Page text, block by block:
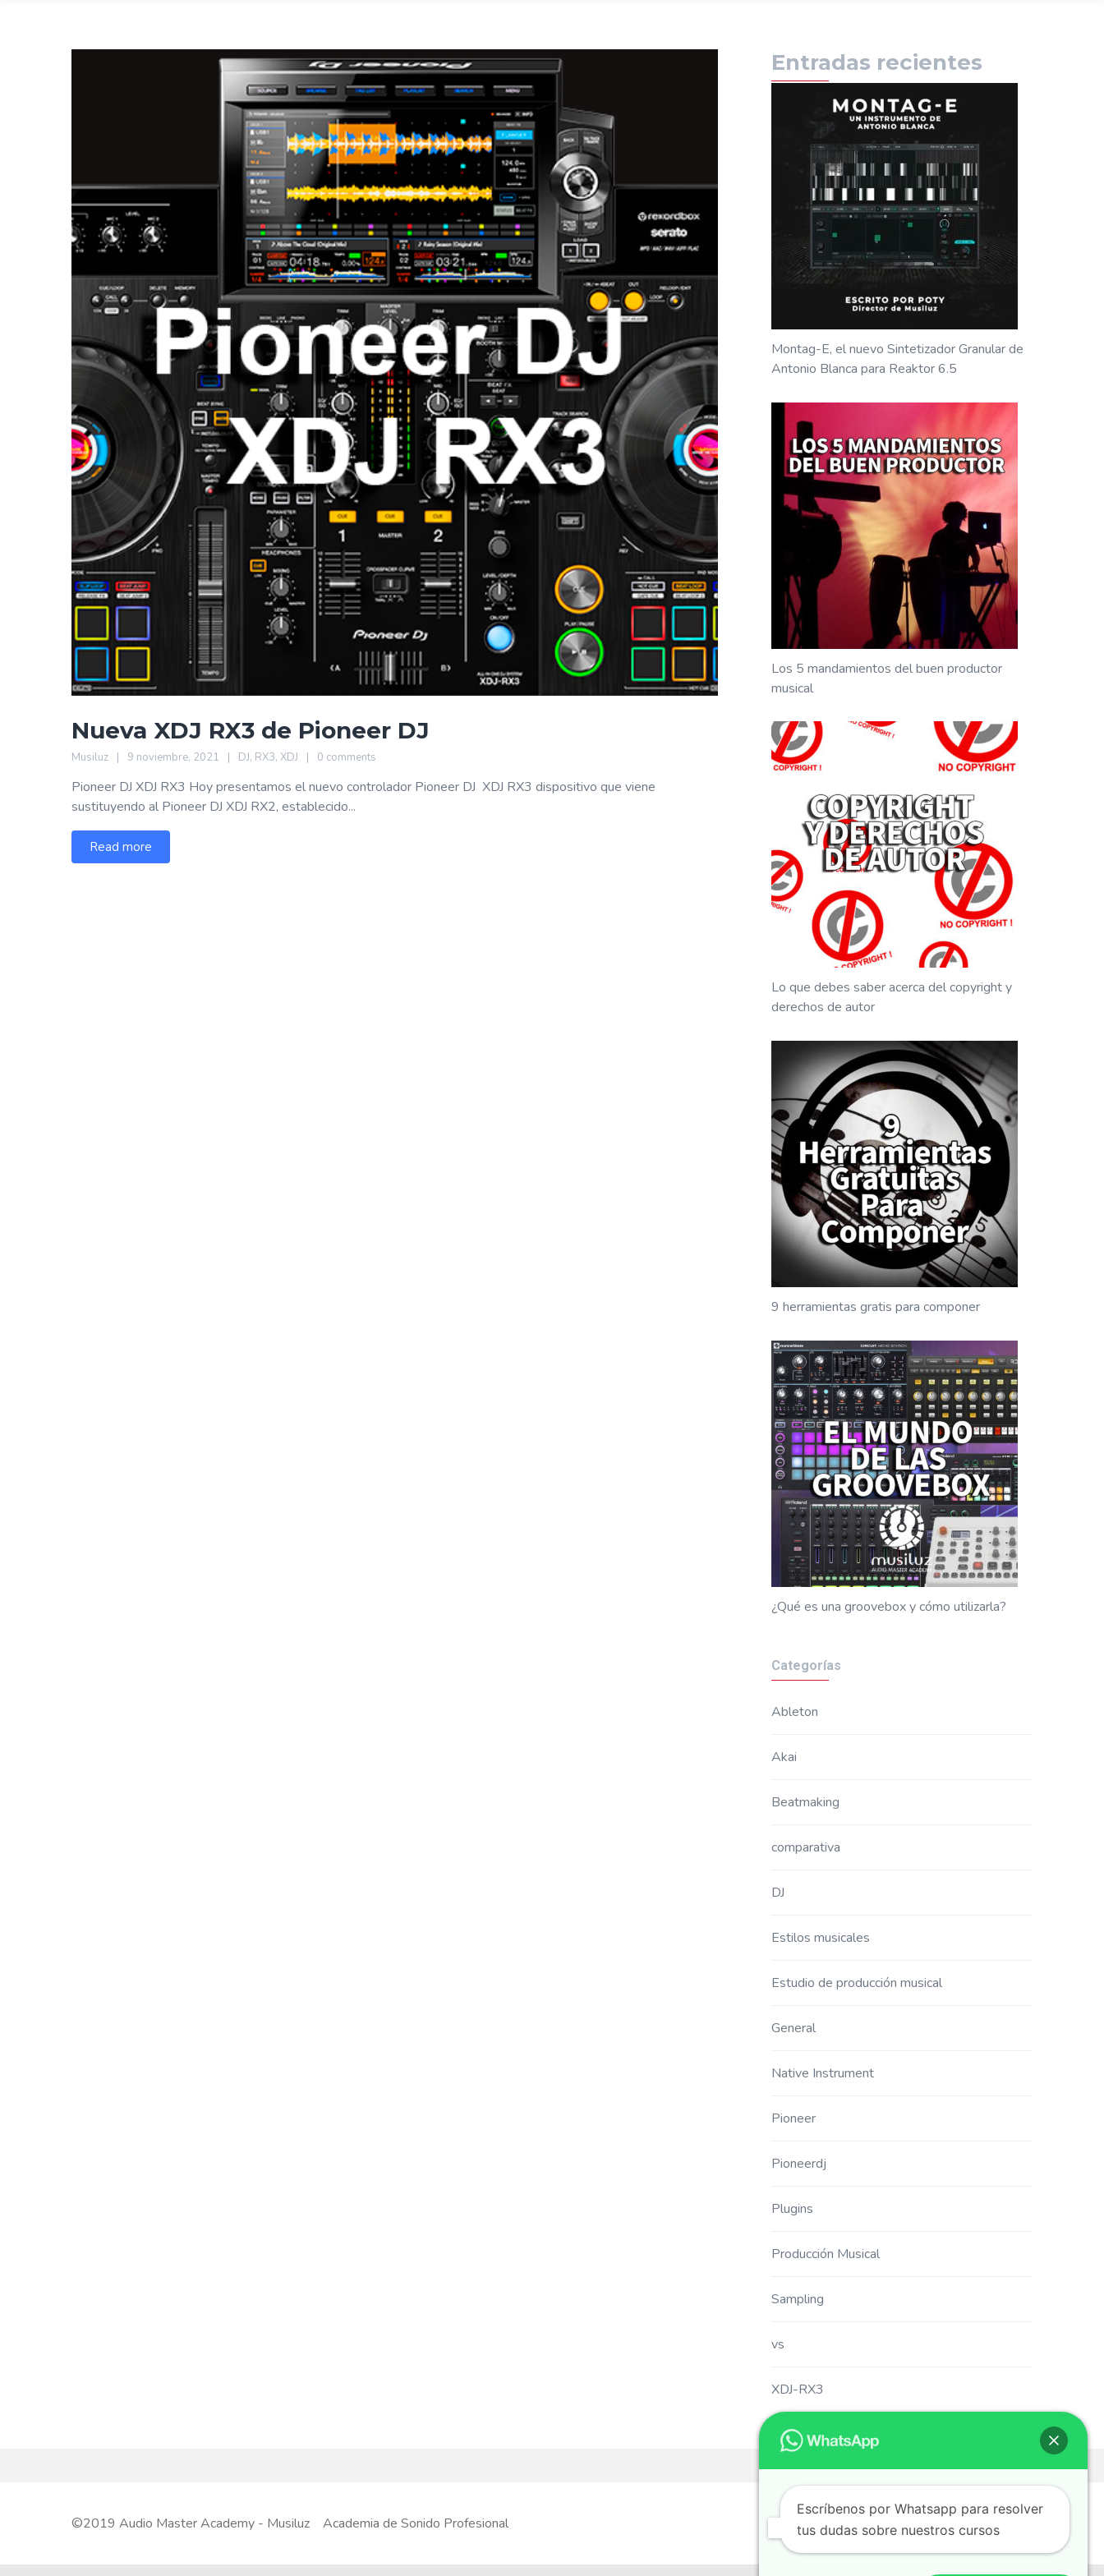
Nueva XDJ RX3 de Pioneer DJ
Musiluz 9 noviembre, 2021 DJ, RX3, XDJ 0 comments
Pioneer DJ XDJ RX3 Hoy presentamos el nuevo controlador Pioneer DJ XDJ RX3 dispositivo que viene
sustituyendo al Pioneer DJ XDJ RX2, establecido...
Read more
Entradas recientes
Montag-E, el nuevo Sintetizador Granular de
Antonio Blanca para Reaktor 6.5
Los 5 mandamientos del buen productor
musical
Lo que debes saber acerca del copyright y
derechos de autor
9 herramientas gratis para componer
¿Qué es una groovebox y cómo utilizarla?
Categorías
Ableton
Akai
Beatmaking
comparativa
DJ
Estilos musicales
Estudio de producción musical
General
Native Instrument
Pioneer
Pioneerdj
Plugins
Producción Musical
Sampling
vs
XDJ-RX3
©2019 Audio Master Academy - Musiluz Academia de Sonido Profesional
Escríbenos por Whatsapp para resolver
tus dudas sobre nuestros cursos